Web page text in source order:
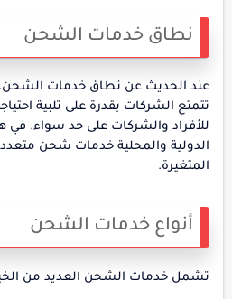
نطاق خدمات الشحن
عند الحديث عن نطاق خدمات
تتمتع الشركات بقدرة على تلبية
للأفراد والشركات على حد سواء. في
الدولية والمحلية خدمات شحن
المتغيرة.
أنواع خدمات الشحن
تشمل خدمات الشحن العديد من